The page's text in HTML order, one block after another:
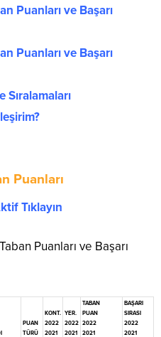
Puanları ve Başarı
Puanları ve Başarı
Sıralamaları
Puanları
Tıklayın
Puanları ve Başarı
PUAN
TÜRÜ
KONT.
2022
2021
YER.
2022
2021
TABAN
PUAN
2022
2021
BAŞARI
SIRASI
2022
2021